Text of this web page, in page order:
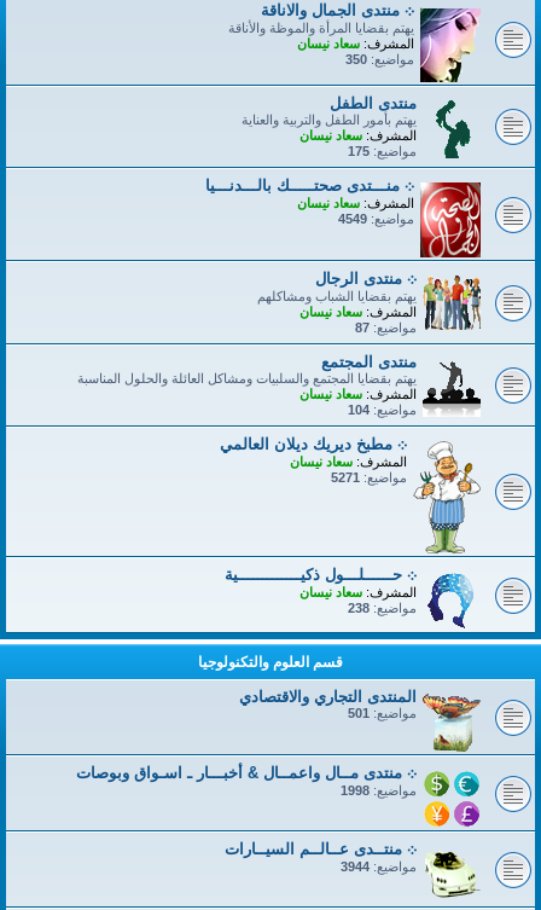
܀ منتدى الجمال والاناقة
يهتم بقضايا المرأة والموظة والأناقة
المشرف: سعاد نيسان
مواضيع: 350
منتدى الطفل
يهتم بأمور الطفل والتربية والعناية
المشرف: سعاد نيسان
مواضيع: 175
܀ منـــتدى صحتـــــك بالـــدنـــيا
المشرف: سعاد نيسان
مواضيع: 4549
܀ منتدى الرجال
يهتم بقضايا الشباب ومشاكلهم
المشرف: سعاد نيسان
مواضيع: 87
منتدى المجتمع
يهتم بقضايا المجتمع والسلبيات ومشاكل العائلة والحلول المناسبة
المشرف: سعاد نيسان
مواضيع: 104
܀ مطبخ ديريك ديلان العالمي
المشرف: سعاد نيسان
مواضيع: 5271
܀ حــــــلـــول ذكيـــــــــــــية
المشرف: سعاد نيسان
مواضيع: 238
قسم العلوم والتكنولوجيا
المنتدى التجاري والاقتصادي
مواضيع: 501
܀ منتدى مــال واعمــال & أخبـــار ـ اسـواق وبوصات
مواضيع: 1998
܀ منتــدى عــالــم السيــارات
مواضيع: 3944